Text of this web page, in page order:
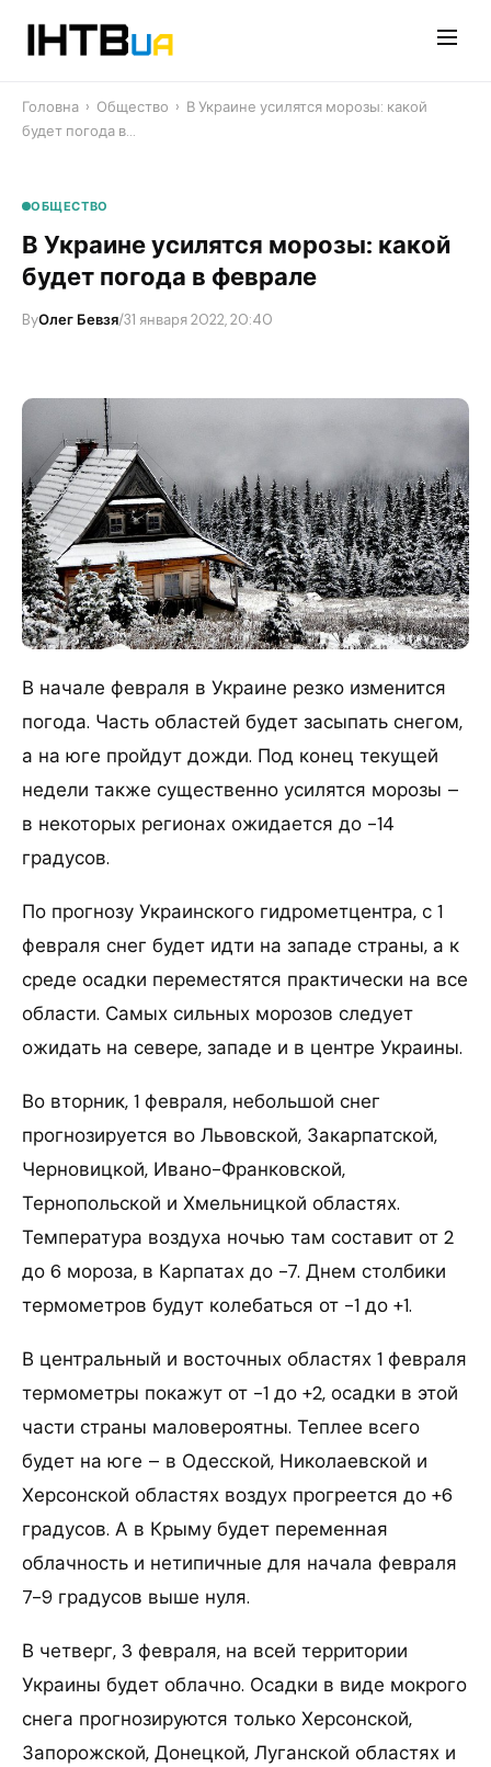
Головна › Общество › В Украине усилятся морозы: какой
будет погода в…
ОБЩЕСТВО
В Украине усилятся морозы: какой
будет погода в феврале
ByОлег Бевзя/31 января 2022, 20:40
В начале февраля в Украине резко изменится
погода. Часть областей будет засыпать снегом,
а на юге пройдут дожди. Под конец текущей
недели также существенно усилятся морозы –
в некоторых регионах ожидается до -14
градусов.
По прогнозу Украинского гидрометцентра, с 1
февраля снег будет идти на западе страны, а к
среде осадки переместятся практически на все
области. Самых сильных морозов следует
ожидать на севере, западе и в центре Украины.
Во вторник, 1 февраля, небольшой снег
прогнозируется во Львовской, Закарпатской,
Черновицкой, Ивано-Франковской,
Тернопольской и Хмельницкой областях.
Температура воздуха ночью там составит от 2
до 6 мороза, в Карпатах до -7. Днем столбики
термометров будут колебаться от -1 до +1.
В центральный и восточных областях 1 февраля
термометры покажут от -1 до +2, осадки в этой
части страны маловероятны. Теплее всего
будет на юге – в Одесской, Николаевской и
Херсонской областях воздух прогреется до +6
градусов. А в Крыму будет переменная
облачность и нетипичные для начала февраля
7-9 градусов выше нуля.
В четверг, 3 февраля, на всей территории
Украины будет облачно. Осадки в виде мокрого
снега прогнозируются только Херсонской,
Запорожской, Донецкой, Луганской областях и